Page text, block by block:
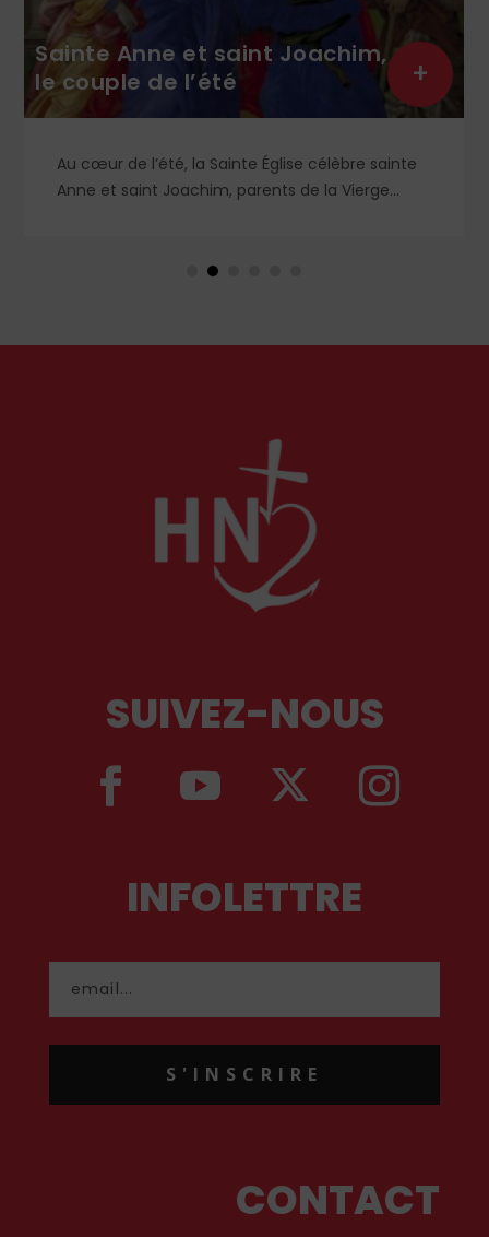
sainte
Vierge
+ Hommage au père Calmel
Religieux dominicain (1914-1975), le
Thomas Calmel fut l’une des figures
ainsi qu’aux antiques observances de
siècle. Deux ouvrages récents lui
SUIVEZ-NOUS
INFOLETTRE
S'INSCRIRE
CONTACT